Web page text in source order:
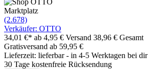
Marktplatz
(2.678)
Verkäufer: OTTO
34,01 €* ab 4,95 € Versand 38,96 € Gesamt
Gratisversand ab 59,95 €
Lieferzeit: lieferbar - in 4-5 Werktagen bei dir
30 Tage kostenfreie Rücksendung